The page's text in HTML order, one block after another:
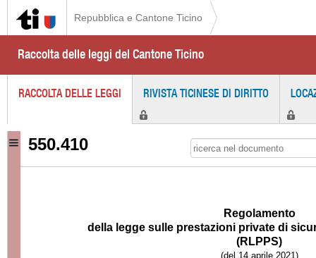
Repubblica e Cantone Ticino
Raccolta delle leggi del Cantone Ticino
RACCOLTA DELLE LEGGI RIVISTA TICINESE DI DIRITTO
550.410
Regolamento
della legge sulle prestazioni private di
(RLPPS)
(del 14 aprile 2021)